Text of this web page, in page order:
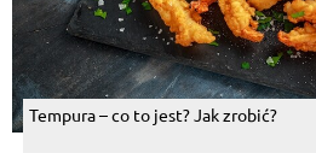
Tempura – co to jest? Jak zrobić?